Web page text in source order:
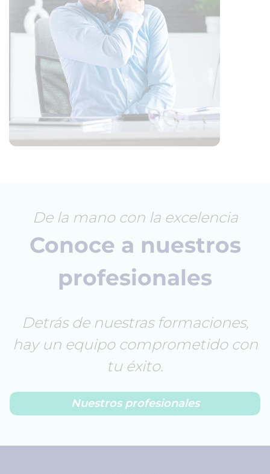
De la mano con la excelencia
Conoce a nuestros
profesionales
Detrás de nuestras formaciones,
hay un equipo comprometido con
tu éxito.
Nuestros profesionales